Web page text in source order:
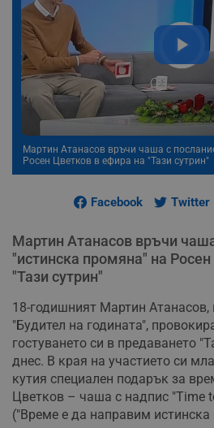
Мартин Атанасов връчи чаша с
Росен Цветков в ефира на "Тази сутрин"
Facebook Twitter
Мартин Атанасов връчи
"истинска промяна" на
"Тази сутрин"
18-годишният Мартин Атанасов,
"Будител на годината",
гостуването си в предаването
днес. В края на участието си
кутия специален подарък за
Цветков – чаша с надпис "Time
("Време е да направим